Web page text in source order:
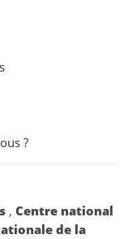
?
, Centre national
de la